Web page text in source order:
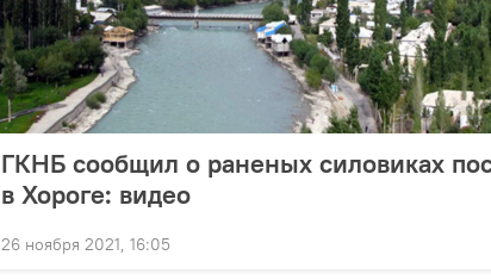
ГКНБ сообщил о раненых силовиках
в Хороге: видео
26 ноября 2021, 16:05